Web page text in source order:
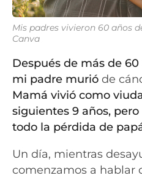
Mis padres vivieron 60 años
Canva
Después de más de
mi padre murió de
Mamá vivió como
siguientes 9 años,
todo la pérdida de
Un día, mientras
comenzamos a hablar